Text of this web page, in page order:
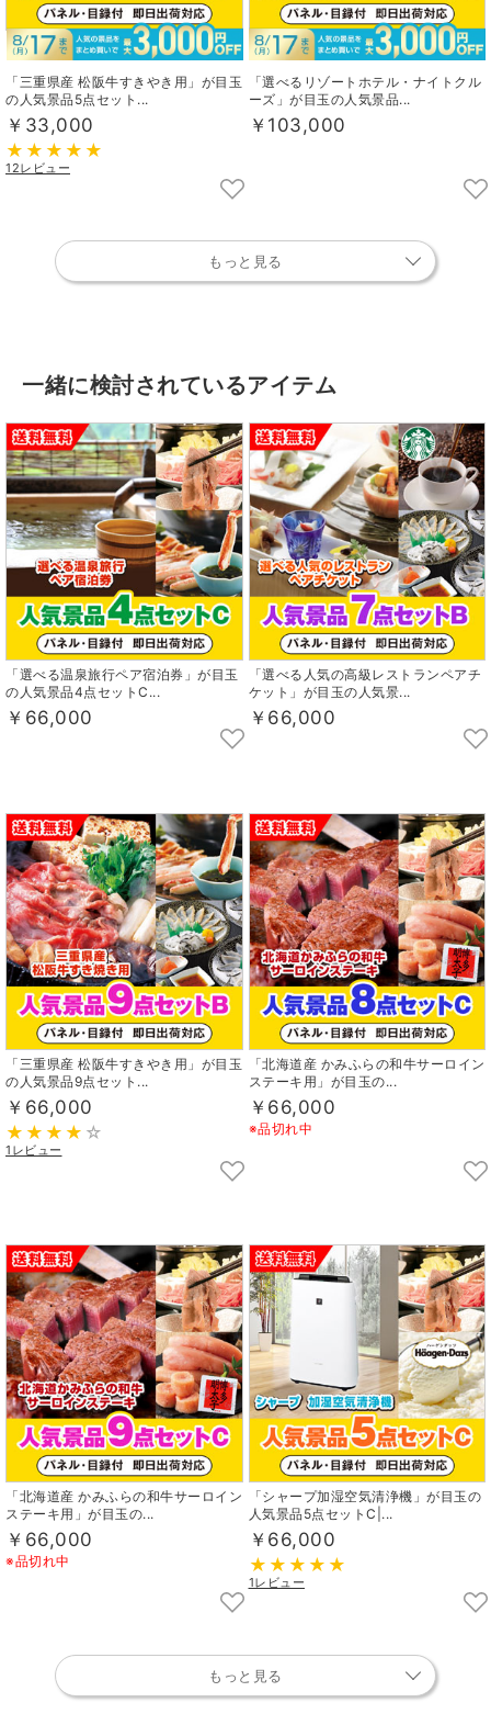
「三重県産 松阪牛すきやき用」が目玉
の人気景品5点セット...
￥33,000
12レビュー
「選べるリゾートホテル・ナイトクル
ーズ」が目玉の人気景品...
￥103,000
もっと見る
一緒に検討されているアイテム
「選べる温泉旅行ペア宿泊券」が目玉
の人気景品4点セットC...
￥66,000
「選べる人気の高級レストランペアチ
ケット」が目玉の人気景...
￥66,000
「三重県産 松阪牛すきやき用」が目玉
の人気景品9点セット...
￥66,000
1レビュー
「北海道産 かみふらの和牛サーロイン
ステーキ用」が目玉の...
￥66,000
※品切れ中
「北海道産 かみふらの和牛サーロイン
ステーキ用」が目玉の...
￥66,000
※品切れ中
「シャープ加湿空気清浄機」が目玉の
人気景品5点セットC|...
￥66,000
1レビュー
もっと見る